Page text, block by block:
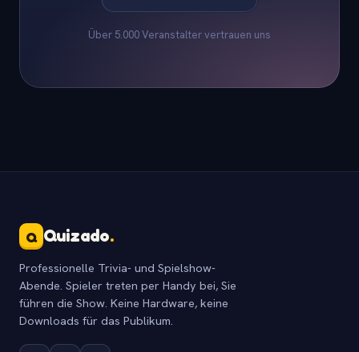
Über 5.000 Veranstalter vertrauen uns
Q Quizado.
Professionelle Trivia- und Spielshow-
Abende. Spieler treten per Handy bei, Sie
führen die Show. Keine Hardware, keine
Downloads für das Publikum.